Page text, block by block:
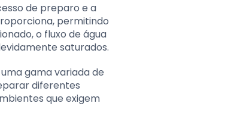
de preparo e a
permitindo
o fluxo de água
saturados.
gama variada de
diferentes
que exigem